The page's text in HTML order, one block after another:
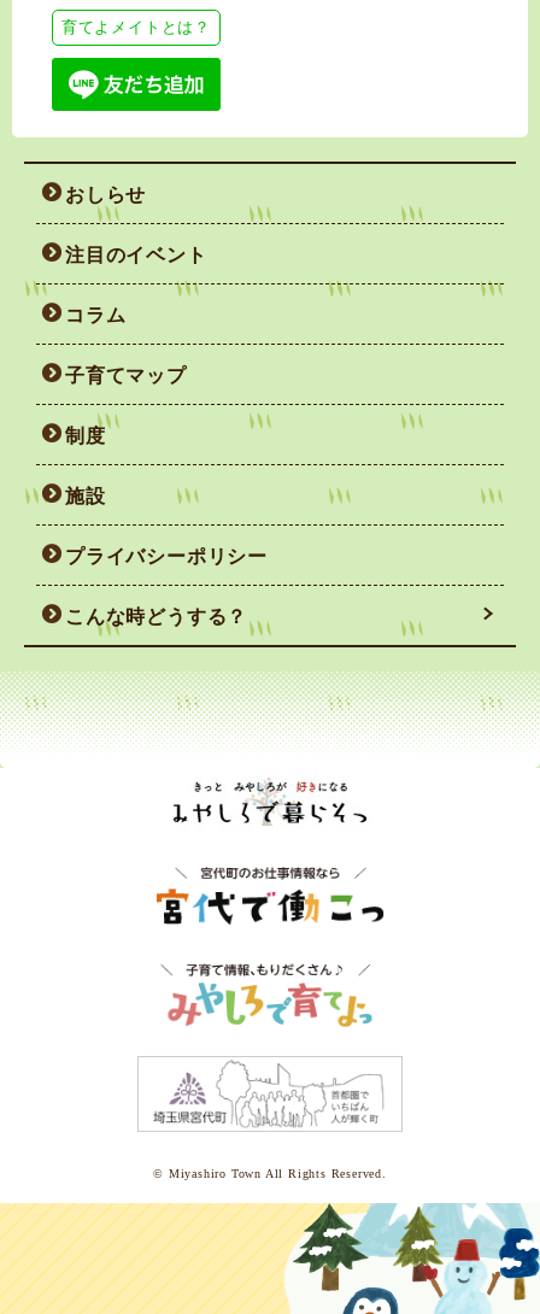
育てよメイトとは？
おしらせ
注目のイベント
コラム
子育てマップ
制度
施設
プライバシーポリシー
こんな時どうする？
赤ちゃんを迎えるまで
赤ちゃん誕生！
すくすく育っているかな
予防接種を受けよう
いつもと様子が違うとき
今日はどこ行く？～近所の公園編～
© Miyashiro Town All Rights Reserved.